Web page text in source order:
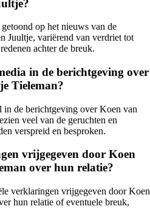
op het nieuws van de
Juultje, variërend van verdriet tot
achter de breuk.
in de berichtgeving over
Tieleman?
in de berichtgeving over Koen van
veel van de geruchten en
verspreid en besproken.
vrijgegeven door Koen
over hun relatie?
verklaringen vrijgegeven door Koen
hun relatie of eventuele breuk,